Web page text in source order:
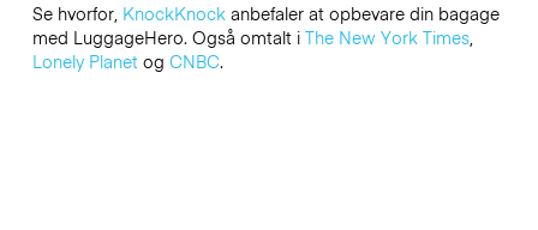
Se hvorfor, KnockKnockanbefaler at opbevare din bagage
med LuggageHero. Også omtalt i The New York Times,
Lonely Planetog CNBC.